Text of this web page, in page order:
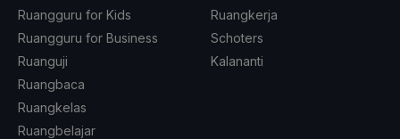
Ruangguru for Kids
Ruangguru for Business
Ruanguji
Ruangbaca
Ruangkelas
Ruangbelajar
Ruangkerja
Schoters
Kalananti